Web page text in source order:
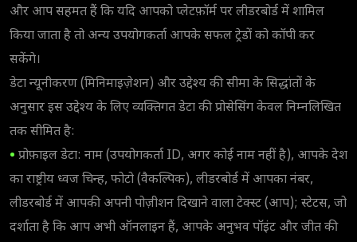
और आप सहमत हैं कि यदि आपको प्लेटफ़ॉर्म पर लीडरबोर्ड में शामिल
किया जाता है तो अन्य उपयोगकर्ता आपके सफल ट्रेडों को कॉपी कर
सकेंगे।
डेटा न्यूनीकरण (मिनिमाइज़ेशन) और उद्देश्य की सीमा के सिद्धांतों के
अनुसार इस उद्देश्य के लिए व्यक्तिगत डेटा की प्रोसेसिंग केवल निम्नलिखित
तक सीमित है:
• प्रोफ़ाइल डेटा: नाम (उपयोगकर्ता ID, अगर कोई नाम नहीं है), आपके देश
का राष्ट्रीय ध्वज चिन्ह, फोटो (वैकल्पिक), लीडरबोर्ड में आपका नंबर,
लीडरबोर्ड में आपकी अपनी पोज़ीशन दिखाने वाला टेक्स्ट (आप); स्टेटस, जो
दर्शाता है कि आप अभी ऑनलाइन हैं, आपके अनुभव पॉइंट और जीत की